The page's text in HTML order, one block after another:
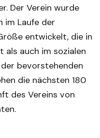
Der Verein wurde
im Laufe der
entwickelt, die in
als auch im sozialen
bevorstehenden
die nächsten 180
des Vereins von